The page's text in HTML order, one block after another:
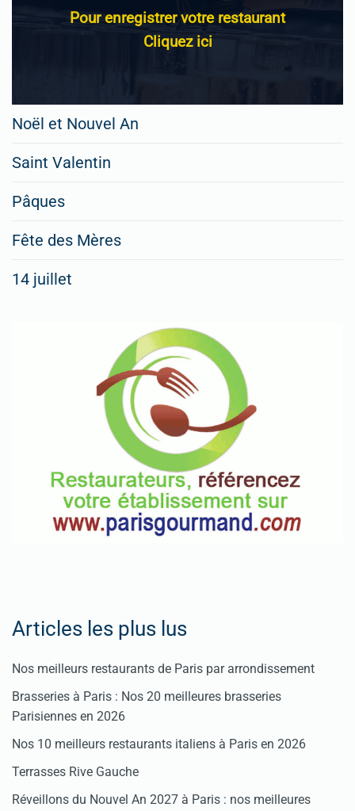
Pour enregistrer votre restaurant
Cliquez ici
Noël et Nouvel An
Saint Valentin
Pâques
Fête des Mères
14 juillet
Articles les plus lus
Nos meilleurs restaurants de Paris par arrondissement
Brasseries à Paris : Nos 20 meilleures brasseries
Parisiennes en 2026
Nos 10 meilleurs restaurants italiens à Paris en 2026
Terrasses Rive Gauche
Réveillons du Nouvel An 2027 à Paris : nos meilleures